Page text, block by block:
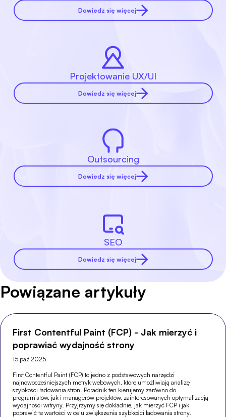
Dowiedz się więcej
Projektowanie UX/UI
Dowiedz się więcej
Outsourcing
Dowiedz się więcej
SEO
Dowiedz się więcej
Powiązane artykuły
First Contentful Paint (FCP) - Jak mierzyć i
poprawiać wydajność strony
15 paź 2025
First Contentful Paint (FCP) to jedno z podstawowych narzędzi
najnowocześniejszych metryk webowych, które umożliwiają analizę
szybkości ładowania stron. Poradnik ten kierujemy zarówno do
programistów, jak i managerów projektów, zainteresowanych optymalizacją
wydajności witryny. Przyjrzymy się dokładnie, jak mierzyć FCP i jak
poprawić te wartości w celu zwiększenia szybkości ładowania strony.